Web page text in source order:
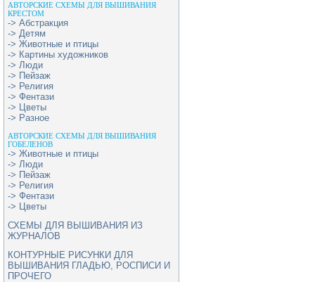
АВТОРСКИЕ СХЕМЫ ДЛЯ ВЫШИВАНИЯ
КРЕСТОМ
-> Абстракция
-> Детям
-> Животные и птицы
-> Картины художников
-> Люди
-> Пейзаж
-> Религия
-> Фентази
-> Цветы
-> Разное
АВТОРСКИЕ СХЕМЫ ДЛЯ ВЫШИВАНИЯ
ГОБЕЛЕНОВ
-> Животные и птицы
-> Люди
-> Пейзаж
-> Религия
-> Фентази
-> Цветы
СХЕМЫ ДЛЯ ВЫШИВАНИЯ ИЗ
ЖУРНАЛОВ
КОНТУРНЫЕ РИСУНКИ ДЛЯ
ВЫШИВАНИЯ ГЛАДЬЮ, РОСПИСИ И
ПРОЧЕГО